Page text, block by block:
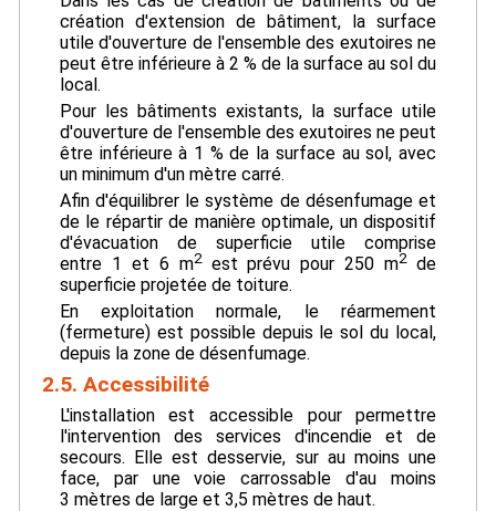
création d'extension de bâtiment, la surface
utile d'ouverture de l'ensemble des exutoires ne
peut être inférieure à 2 % de la surface au sol du
local.
Pour les bâtiments existants, la surface utile
d'ouverture de l'ensemble des exutoires ne peut
être inférieure à 1 % de la surface au sol, avec
un minimum d'un mètre carré.
Afin d'équilibrer le système de désenfumage et
de le répartir de manière optimale, un dispositif
d'évacuation de superficie utile comprise
entre 1 et 6 m2est prévu pour 250 m2de
superficie projetée de toiture.
En exploitation normale, le réarmement
(fermeture) est possible depuis le sol du local,
depuis la zone de désenfumage.
2.5. Accessibilité
L'installation est accessible pour permettre
l'intervention des services d'incendie et de
secours. Elle est desservie, sur au moins une
face, par une voie carrossable d'au moins
3 mètres de large et 3,5 mètres de haut.